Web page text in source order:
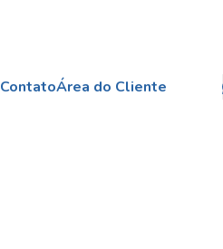
ContatoÁrea do Cliente